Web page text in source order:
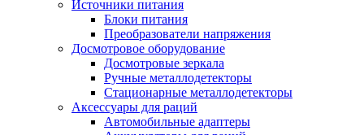
Источники питания
Блоки питания
Преобразователи напряжения
Досмотровое оборудование
Досмотровые зеркала
Ручные металлодетекторы
Стационарные металлодетекторы
Аксессуары для раций
Автомобильные адаптеры